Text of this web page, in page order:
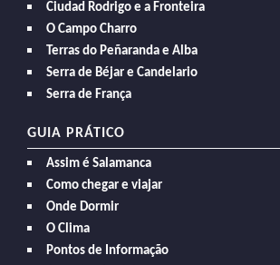
Ciudad Rodrigo e a Fronteira
O Campo Charro
Terras do Peñaranda e Alba
Serra de Béjar e Candelario
Serra de França
GUIA PRÁTICO
Assim é Salamanca
Como chegar e viajar
Onde Dormir
O Clima
Pontos de Informação